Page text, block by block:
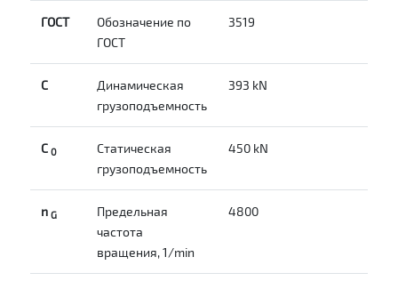
ГОСТ
Обозначение по
ГОСТ
3519
C
Динамическая
грузоподъемность
393 kN
С 0
Статическая
грузоподъемность
450 kN
n G
Предельная
частота
вращения, 1/min
4800